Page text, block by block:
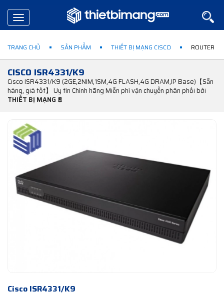
Toggle
navigation
TRANG CHỦ SẢN PHẨM THIẾT BỊ MẠNG CISCO ROUTER
CISCO ISR4331/K9
Cisco ISR4331/K9 (2GE,2NIM,1SM,4G FLASH,4G DRAM,IP Base)【Sẵn
hàng, giá tốt】 Uy tín Chính hãng Miễn phí vận chuyển phân phối bởi
THIẾT BỊ MẠNG ®
Cisco ISR4331/K9